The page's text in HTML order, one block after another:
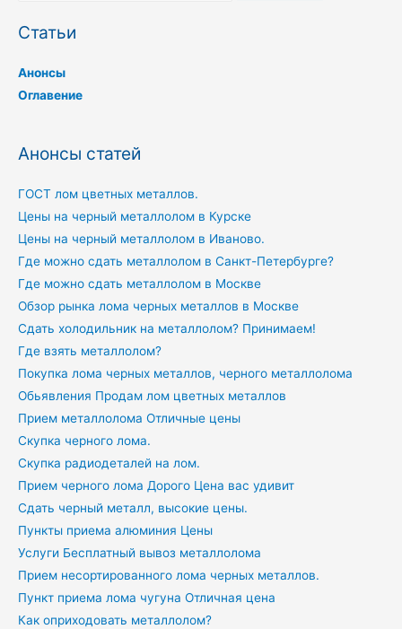
Статьи
Анонсы
Оглавение
Анонсы статей
ГОСТ лом цветных металлов.
Цены на черный металлолом в Курске
Цены на черный металлолом в Иваново.
Где можно сдать металлолом в Санкт-Петербурге?
Где можно сдать металлолом в Москве
Обзор рынка лома черных металлов в Москве
Сдать холодильник на металлолом? Принимаем!
Где взять металлолом?
Покупка лома черных металлов, черного металлолома
Обьявления Продам лом цветных металлов
Прием металлолома Отличные цены
Скупка черного лома.
Скупка радиодеталей на лом.
Прием черного лома Дорого Цена вас удивит
Сдать черный металл, высокие цены.
Пункты приема алюминия Цены
Услуги Бесплатный вывоз металлолома
Прием несортированного лома черных металлов.
Пункт приема лома чугуна Отличная цена
Как оприходовать металлолом?